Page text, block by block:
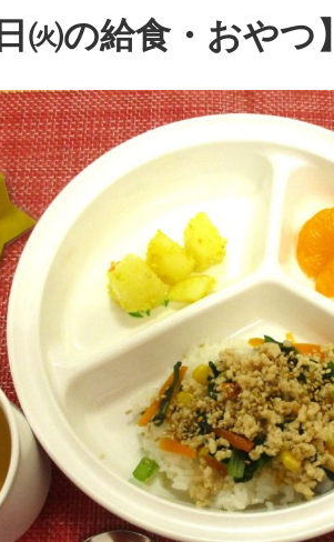
㈫の給食・おやつ】